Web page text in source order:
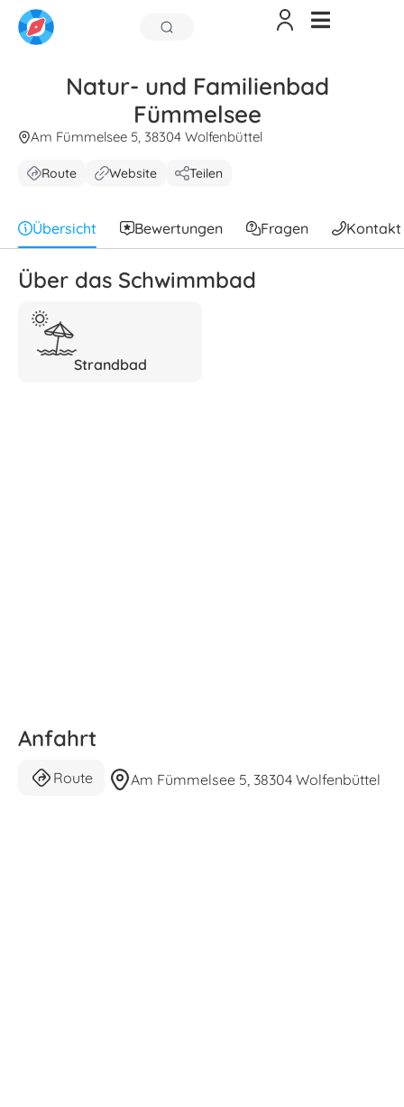
Natur- und Familienbad
Fümmelsee
Am Fümmelsee 5, 38304 Wolfenbüttel
Route Website Teilen
Übersicht Bewertungen Fragen Kontakt
Über das Schwimmbad
Strandbad
Anfahrt
Route Am Fümmelsee 5, 38304 Wolfenbüttel